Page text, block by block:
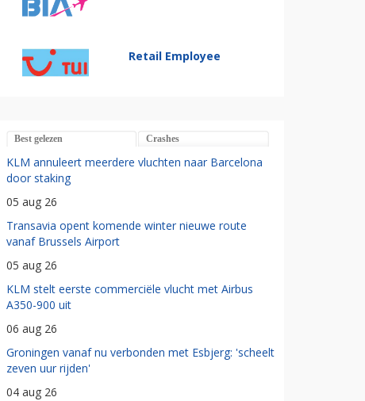
Retail Employee
Best gelezen Crashes
KLM annuleert meerdere vluchten naar Barcelona
door staking
05 aug 26
Transavia opent komende winter nieuwe route
vanaf Brussels Airport
05 aug 26
KLM stelt eerste commerciële vlucht met Airbus
A350-900 uit
06 aug 26
Groningen vanaf nu verbonden met Esbjerg: 'scheelt
zeven uur rijden'
04 aug 26